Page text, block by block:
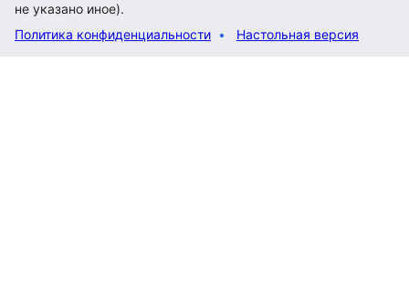
не указано иное).
Политика конфиденциальности
Настольная версия